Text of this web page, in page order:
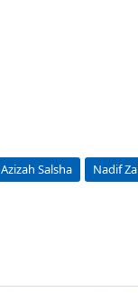
Azizah Salsha
Nadif